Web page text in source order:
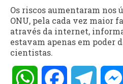
Os riscos aumentaram nos
ONU, pela cada vez maior
através da internet,
estavam apenas em poder
cientistas.
WhatsAppFacebook